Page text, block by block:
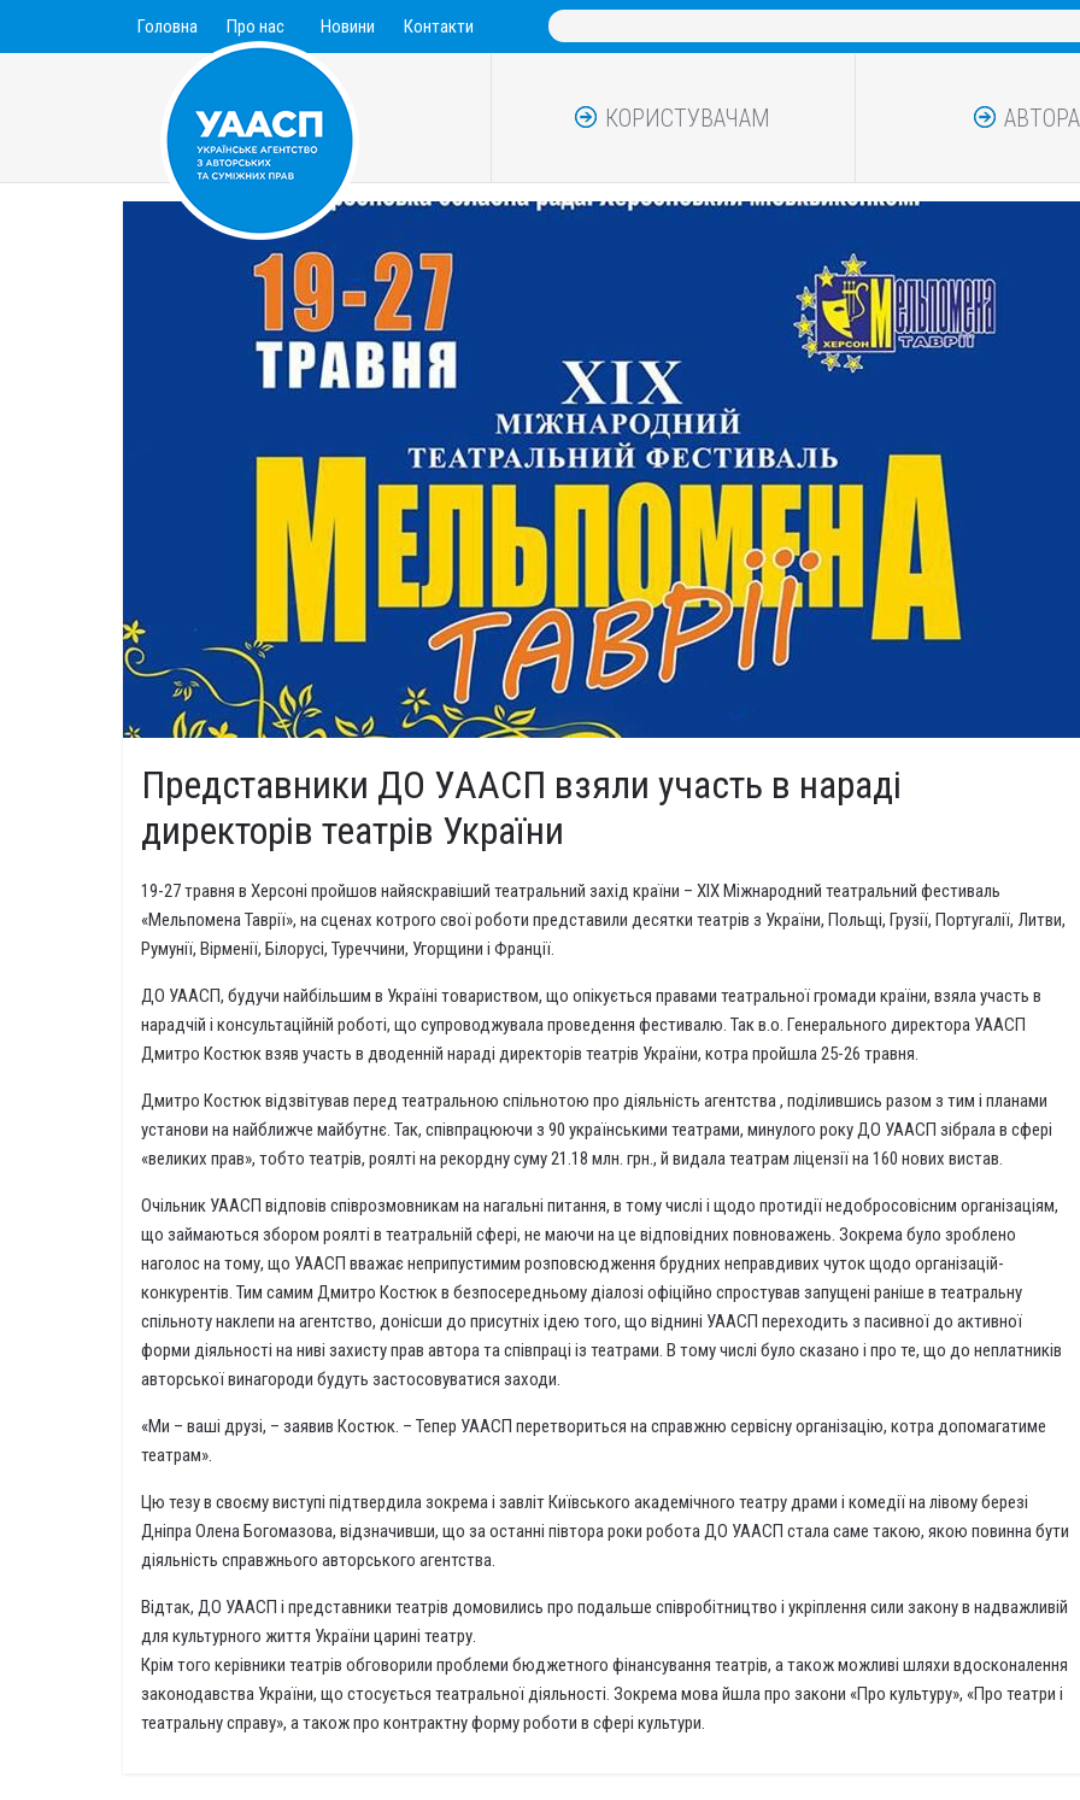
Головна Про нас Новини Контакти
КОРИСТУВАЧАМ
Представники ДО УААСП взяли участь в нараді
директорів театрів України
19-27 травня в Херсоні пройшов найяскравіший театральний захід країни – ХІХ Міжнародний театральний фестиваль
«Мельпомена Таврії», на сценах котрого свої роботи представили десятки театрів з України, Польщі, Грузії, Португалії, Литви,
Румунії, Вірменії, Білорусі, Туреччини, Угорщини і Франції.
ДО УААСП, будучи найбільшим в Україні товариством, що опікується правами театральної громади країни, взяла участь в
нарадчій і консультаційній роботі, що супроводжувала проведення фестивалю. Так в.о. Генерального директора УААСП
Дмитро Костюк взяв участь в дводенній нараді директорів театрів України, котра пройшла 25-26 травня.
Дмитро Костюк відзвітував перед театральною спільнотою про діяльність агентства , поділившись разом з тим і планами
установи на найближче майбутнє. Так, співпрацюючи з 90 українськими театрами, минулого року ДО УААСП зібрала в сфері
«великих прав», тобто театрів, роялті на рекордну суму 21.18 млн. грн., й видала театрам ліцензії на 160 нових вистав.
Очільник УААСП відповів співрозмовникам на нагальні питання, в тому числі і щодо протидії недобросовісним організаціям,
що займаються збором роялті в театральній сфері, не маючи на це відповідних повноважень. Зокрема було зроблено
наголос на тому, що УААСП вважає неприпустимим розповсюдження брудних неправдивих чуток щодо організацій-
конкурентів. Тим самим Дмитро Костюк в безпосередньому діалозі офіційно спростував запущені раніше в театральну
спільноту наклепи на агентство, донісши до присутніх ідею того, що віднині УААСП переходить з пасивної до активної
форми діяльності на ниві захисту прав автора та співпраці із театрами. В тому числі було сказано і про те, що до неплатників
авторської винагороди будуть застосовуватися заходи.
«Ми – ваші друзі, – заявив Костюк. – Тепер УААСП перетвориться на справжню сервісну організацію, котра допомагатиме
театрам».
Цю тезу в своєму виступі підтвердила зокрема і завліт Київського академічного театру драми і комедії на лівому березі
Дніпра Олена Богомазова, відзначивши, що за останні півтора роки робота ДО УААСП стала саме такою, якою повинна бути
діяльність справжнього авторського агентства.
Відтак, ДО УААСП і представники театрів домовились про подальше співробітництво і укріплення сили закону в надважливій
для культурного життя України царині театру.
Крім того керівники театрів обговорили проблеми бюджетного фінансування театрів, а також можливі шляхи вдосконалення
законодавства України, що стосується театральної діяльності. Зокрема мова йшла про закони «Про культуру», «Про театри і
театральну справу», а також про контрактну форму роботи в сфері культури.